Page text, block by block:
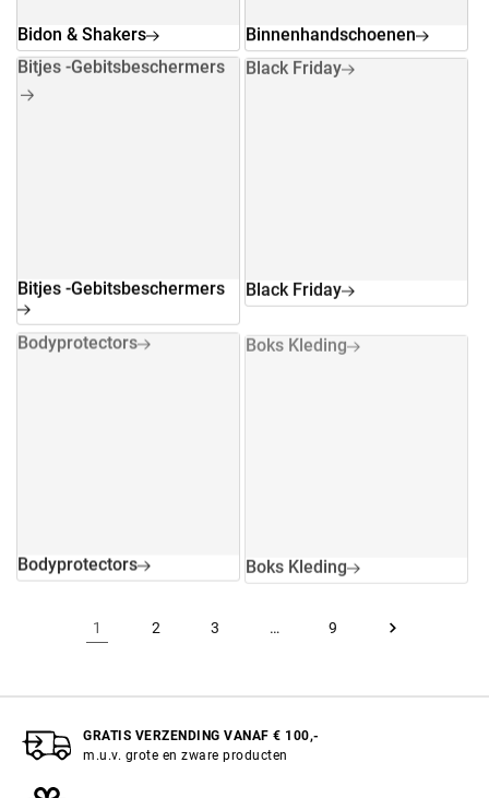
Bidon & Shakers
Binnenhandschoenen
Bitjes -Gebitsbeschermers
Bitjes -Gebitsbeschermers
Black Friday
Black Friday
Bodyprotectors
Bodyprotectors
Boks Kleding
Boks Kleding
1 2 3 … 9
GRATIS VERZENDING VANAF € 100,-
m.u.v. grote en zware producten